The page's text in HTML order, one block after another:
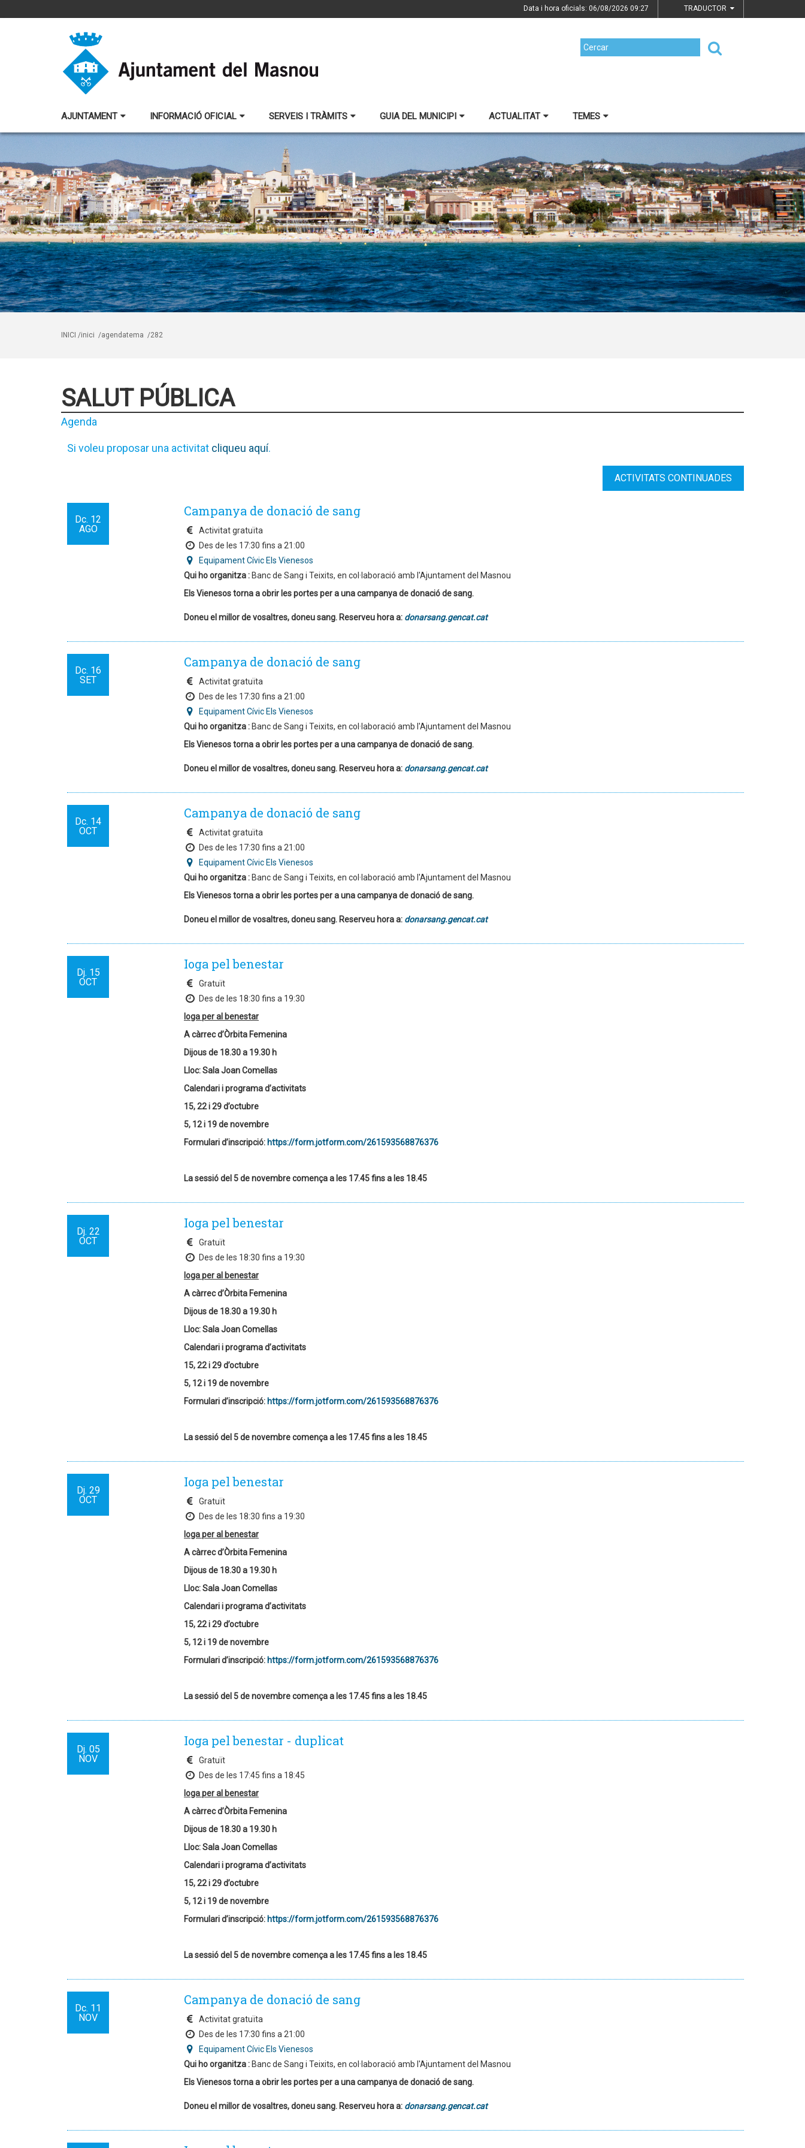
Data i hora oficials: 06/08/2026 09:27 TRADUCTOR
AJUNTAMENT INFORMACIÓ OFICIAL SERVEIS I TRÀMITS GUIA DEL MUNICIPI ACTUALITAT TEMES
INICI /inici /agendatema /282
SALUT PÚBLICA
Agenda
Si voleu proposar una activitat cliqueu aquí.
ACTIVITATS CONTINUADES
Dc. 12
AGO
Campanya de donació de sang
Activitat gratuïta
Des de les 17:30 fins a 21:00
Equipament Cívic Els Vienesos
Qui ho organitza : Banc de Sang i Teixits, en col·laboració amb l'Ajuntament del Masnou
Els Vienesostorna a obrir les portes per a una campanya de donació de sang.
Doneu el millor de vosaltres, doneu sang. Reserveu hora a: donarsang.gencat.cat
Dc. 16
SET
Campanya de donació de sang
Activitat gratuïta
Des de les 17:30 fins a 21:00
Equipament Cívic Els Vienesos
Qui ho organitza : Banc de Sang i Teixits, en col·laboració amb l'Ajuntament del Masnou
Els Vienesostorna a obrir les portes per a una campanya de donació de sang.
Doneu el millor de vosaltres, doneu sang. Reserveu hora a: donarsang.gencat.cat
Dc. 14
OCT
Campanya de donació de sang
Activitat gratuïta
Des de les 17:30 fins a 21:00
Equipament Cívic Els Vienesos
Qui ho organitza : Banc de Sang i Teixits, en col·laboració amb l'Ajuntament del Masnou
Els Vienesostorna a obrir les portes per a una campanya de donació de sang.
Doneu el millor de vosaltres, doneu sang. Reserveu hora a: donarsang.gencat.cat
Dj. 15
OCT
Ioga pel benestar
Gratuït
Des de les 18:30 fins a 19:30
Ioga per al benestar
A càrrec d’Òrbita Femenina
Dijous de 18.30 a 19.30 h
Lloc: Sala Joan Comellas
Calendari i programa d’activitats
15, 22 i 29 d’octubre
5, 12 i 19 de novembre
Formulari d’inscripció: https://form.jotform.com/261593568876376
La sessió del 5 de novembre comença a les 17.45 fins a les 18.45
Dj. 22
OCT
Ioga pel benestar
Gratuït
Des de les 18:30 fins a 19:30
Ioga per al benestar
A càrrec d’Òrbita Femenina
Dijous de 18.30 a 19.30 h
Lloc: Sala Joan Comellas
Calendari i programa d’activitats
15, 22 i 29 d’octubre
5, 12 i 19 de novembre
Formulari d’inscripció: https://form.jotform.com/261593568876376
La sessió del 5 de novembre comença a les 17.45 fins a les 18.45
Dj. 29
OCT
Ioga pel benestar
Gratuït
Des de les 18:30 fins a 19:30
Ioga per al benestar
A càrrec d’Òrbita Femenina
Dijous de 18.30 a 19.30 h
Lloc: Sala Joan Comellas
Calendari i programa d’activitats
15, 22 i 29 d’octubre
5, 12 i 19 de novembre
Formulari d’inscripció: https://form.jotform.com/261593568876376
La sessió del 5 de novembre comença a les 17.45 fins a les 18.45
Dj. 05
NOV
Ioga pel benestar - duplicat
Gratuït
Des de les 17:45 fins a 18:45
Ioga per al benestar
A càrrec d’Òrbita Femenina
Dijous de 18.30 a 19.30 h
Lloc: Sala Joan Comellas
Calendari i programa d’activitats
15, 22 i 29 d’octubre
5, 12 i 19 de novembre
Formulari d’inscripció: https://form.jotform.com/261593568876376
La sessió del 5 de novembre comença a les 17.45 fins a les 18.45
Dc. 11
NOV
Campanya de donació de sang
Activitat gratuïta
Des de les 17:30 fins a 21:00
Equipament Cívic Els Vienesos
Qui ho organitza : Banc de Sang i Teixits, en col·laboració amb l'Ajuntament del Masnou
Els Vienesostorna a obrir les portes per a una campanya de donació de sang.
Doneu el millor de vosaltres, doneu sang. Reserveu hora a: donarsang.gencat.cat